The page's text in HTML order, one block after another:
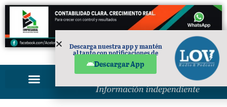
PUBLICIDAD
Descarga nuestra app y mantén
al tanto con notificaciones de
Descargar App